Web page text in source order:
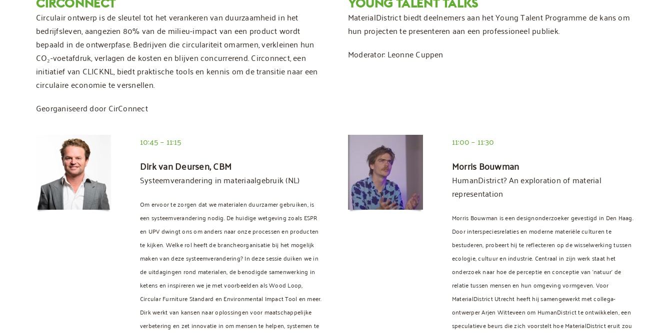
Circulair ontwerp is de sleutel tot het verankeren van duurzaamheid in het
bedrijfsleven, aangezien 80% van de milieu-impact van een product wordt
bepaald in de ontwerpfase. Bedrijven die circulariteit omarmen, verkleinen hun
CO₂-voetafdruk, verlagen de kosten en blijven concurrerend. Circonnect, een
initiatief van CLICKNL, biedt praktische tools en kennis om de transitie naar een
circulaire economie te versnellen.
Georganiseerd door CirConnect
MaterialDistrict biedt deelnemers aan het Young Talent Programme de kans om
hun projecten te presenteren aan een professioneel publiek.
Moderator: Leonne Cuppen
10:45 – 11:15
Dirk van Deursen, CBM
Systeemverandering in materiaalgebruik(NL)
Om ervoor te zorgen dat we materialen duurzamer gebruiken, is
een systeemverandering nodig. De huidige wetgeving zoals ESPR
en UPV dwingt ons om anders naar onze processen en producten
te kijken. Welke rol heeft de brancheorganisatie bij het mogelijk
maken van deze systeemverandering? In deze sessie duiken we in
de uitdagingen rond materialen, de benodigde samenwerking in
ketens en inspireren we je met voorbeelden als Wood Loop,
Circular Furniture Standard en Environmental Impact Tool en meer.
Dirk werkt van kansen naar oplossingen voor maatschappelijke
verbetering en zet innovatie in om mensen te helpen, systemen te
11:00 – 11:30
Morris Bouwman
HumanDistrict? An exploration of material
representation
Morris Bouwman is een designonderzoeker gevestigd in Den Haag.
Door interspeciesrelaties en moderne materiële culturen te
bestuderen, probeert hij te reflecteren op de wisselwerking tussen
ecologie, cultuur en industrie. Centraal in zijn werk staat het
onderzoek naar hoe de perceptie en conceptie van ‘natuur’ de
relatie tussen mensen en hun omgeving vormgeven. Voor
MaterialDistrict Utrecht heeft hij samengewerkt met collega-
ontwerper Arjen Witteveen om HumanDistrict te ontwikkelen, een
speculatieve beurs die zich voorstelt hoe MaterialDistrict eruit zou